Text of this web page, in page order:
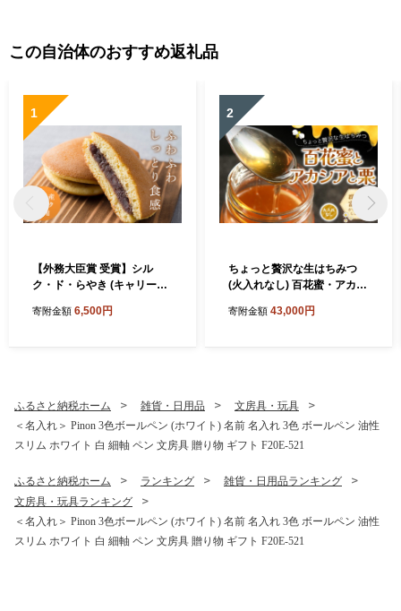
この自治体のおすすめ返礼品
1
【外務大臣賞 受賞】シル
ク・ド・らやき (キャリー箱
どらやき 銘菓 まゆ菓優 田島
寄附金額 6,500円
2
ちょっと贅沢な生はちみつ
(火入れなし) 百花蜜・アカシ
寄附金額 43,000円
ふるさと納税ホーム 雑貨・日用品
文房具・玩具
＜名入れ＞ Pinon 3色ボールペン (ホワイト) 名前 名入れ 3色 ボールペン 油性
スリム ホワイト 白 細軸 ペン 文房具 贈り物 ギフト F20E-521
ふるさと納税ホーム ランキング
雑貨・日用品ランキング
文房具・玩具ランキング
＜名入れ＞ Pinon 3色ボールペン (ホワイト) 名前 名入れ 3色 ボールペン 油性
スリム ホワイト 白 細軸 ペン 文房具 贈り物 ギフト F20E-521